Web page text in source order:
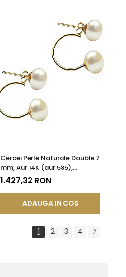
Cercei Perle Naturale Double 7
mm, Aur 14K (aur 585),
Simetrici și Versatili |
1.427,32 RON
ADAUGA IN COS
1 2 3 4